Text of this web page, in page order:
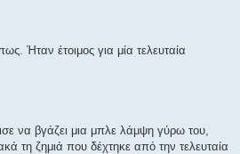
Ήταν έτοιμος για μία τελευταία
να βγάζει μια μπλε λάμψη γύρω του,
τη ζημιά που δέχτηκε από την τελευταία